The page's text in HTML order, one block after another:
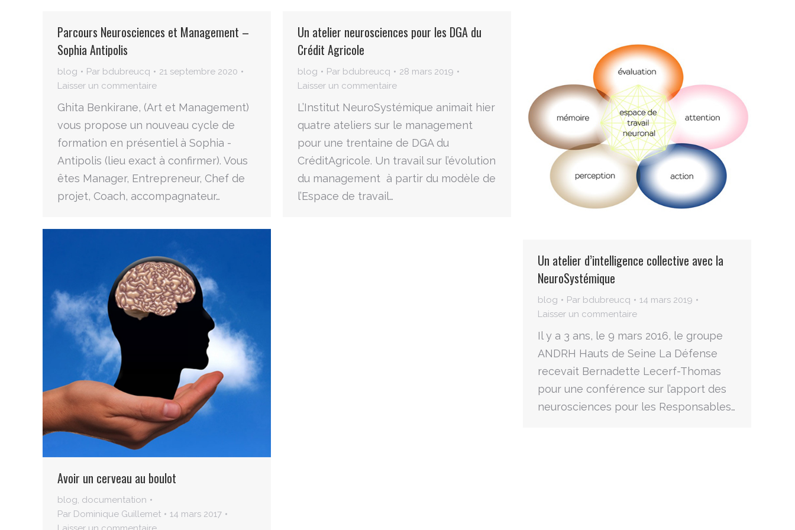
Parcours Neurosciences et Management –
Sophia Antipolis
blog Par bdubreucq
21 septembre 2020
Laisser un commentaire
Ghita Benkirane, (Art et Management)
vous propose un nouveau cycle de
formation en présentiel à Sophia -
Antipolis (lieu exact à confirmer). Vous
êtes Manager, Entrepreneur, Chef de
projet, Coach, accompagnateur…
Un atelier neurosciences pour les DGA du
Crédit Agricole
blog Par bdubreucq
28 mars 2019
Laisser un commentaire
L’Institut NeuroSystémique animait hier
quatre ateliers sur le management
pour une trentaine de DGA du
CréditAgricole. Un travail sur l’évolution
du management à partir du modèle de
l’Espace de travail…
Un atelier d’intelligence collective avec la
NeuroSystémique
blog Par bdubreucq
14 mars 2019
Laisser un commentaire
Il y a 3 ans, le 9 mars 2016, le groupe
ANDRH Hauts de Seine La Défense
recevait Bernadette Lecerf-Thomas
pour une conférence sur l’apport des
neurosciences pour les Responsables…
Avoir un cerveau au boulot
blog, documentation
Par Dominique Guillemet
14 mars 2017